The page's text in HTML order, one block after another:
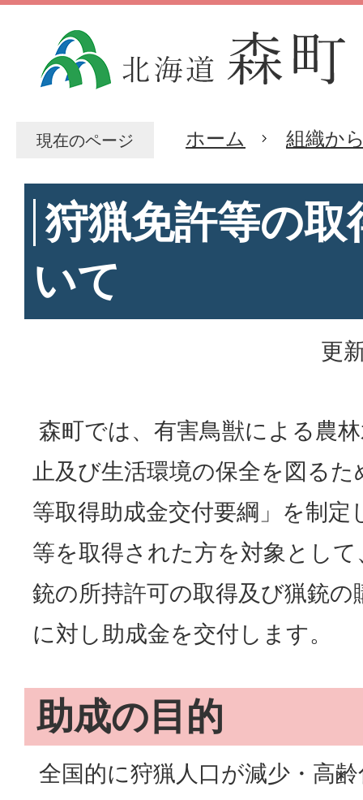
現在のページ ホーム 組織か
狩猟免許等の取
いて
更
森町では、有害鳥獣による農
止及び生活環境の保全を図る
等取得助成金交付要綱」を制定
等を取得された方を対象とし
銃の所持許可の取得及び猟銃の
に対し助成金を交付します。
助成の目的
全国的に狩猟人口が減少・高